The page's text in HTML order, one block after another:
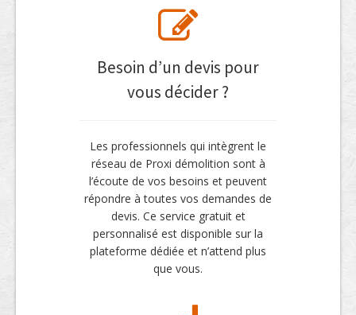
Besoin d’un devis pour
vous décider ?
Les professionnels qui intègrent le
réseau de Proxi démolition sont à
l’écoute de vos besoins et peuvent
répondre à toutes vos demandes de
devis. Ce service gratuit et
personnalisé est disponible sur la
plateforme dédiée et n’attend plus
que vous.